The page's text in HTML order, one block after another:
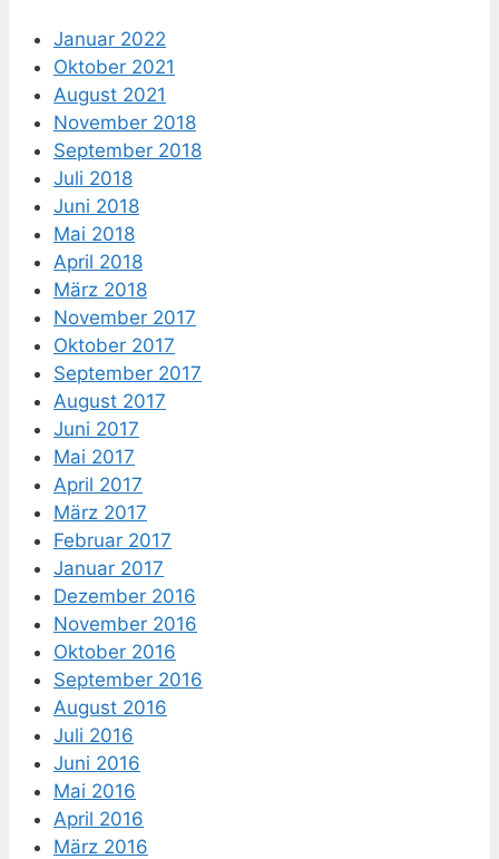
Januar 2022
Oktober 2021
August 2021
November 2018
September 2018
Juli 2018
Juni 2018
Mai 2018
April 2018
März 2018
November 2017
Oktober 2017
September 2017
August 2017
Juni 2017
Mai 2017
April 2017
März 2017
Februar 2017
Januar 2017
Dezember 2016
November 2016
Oktober 2016
September 2016
August 2016
Juli 2016
Juni 2016
Mai 2016
April 2016
März 2016